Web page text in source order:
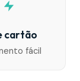
cartão
fácil